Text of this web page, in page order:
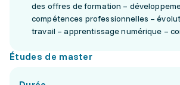
des offres de formation –
compétences professionnelles –
travail – apprentissage numérique –
Études de master